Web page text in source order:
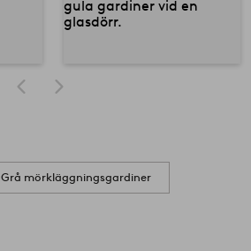
Grå mörkläggningsgardiner